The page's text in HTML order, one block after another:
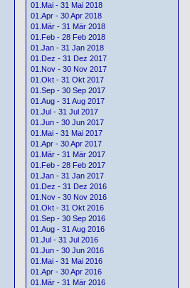
01.Mai - 31 Mai 2018
01.Apr - 30 Apr 2018
01.Mär - 31 Mär 2018
01.Feb - 28 Feb 2018
01.Jan - 31 Jan 2018
01.Dez - 31 Dez 2017
01.Nov - 30 Nov 2017
01.Okt - 31 Okt 2017
01.Sep - 30 Sep 2017
01.Aug - 31 Aug 2017
01.Jul - 31 Jul 2017
01.Jun - 30 Jun 2017
01.Mai - 31 Mai 2017
01.Apr - 30 Apr 2017
01.Mär - 31 Mär 2017
01.Feb - 28 Feb 2017
01.Jan - 31 Jan 2017
01.Dez - 31 Dez 2016
01.Nov - 30 Nov 2016
01.Okt - 31 Okt 2016
01.Sep - 30 Sep 2016
01.Aug - 31 Aug 2016
01.Jul - 31 Jul 2016
01.Jun - 30 Jun 2016
01.Mai - 31 Mai 2016
01.Apr - 30 Apr 2016
01.Mär - 31 Mär 2016